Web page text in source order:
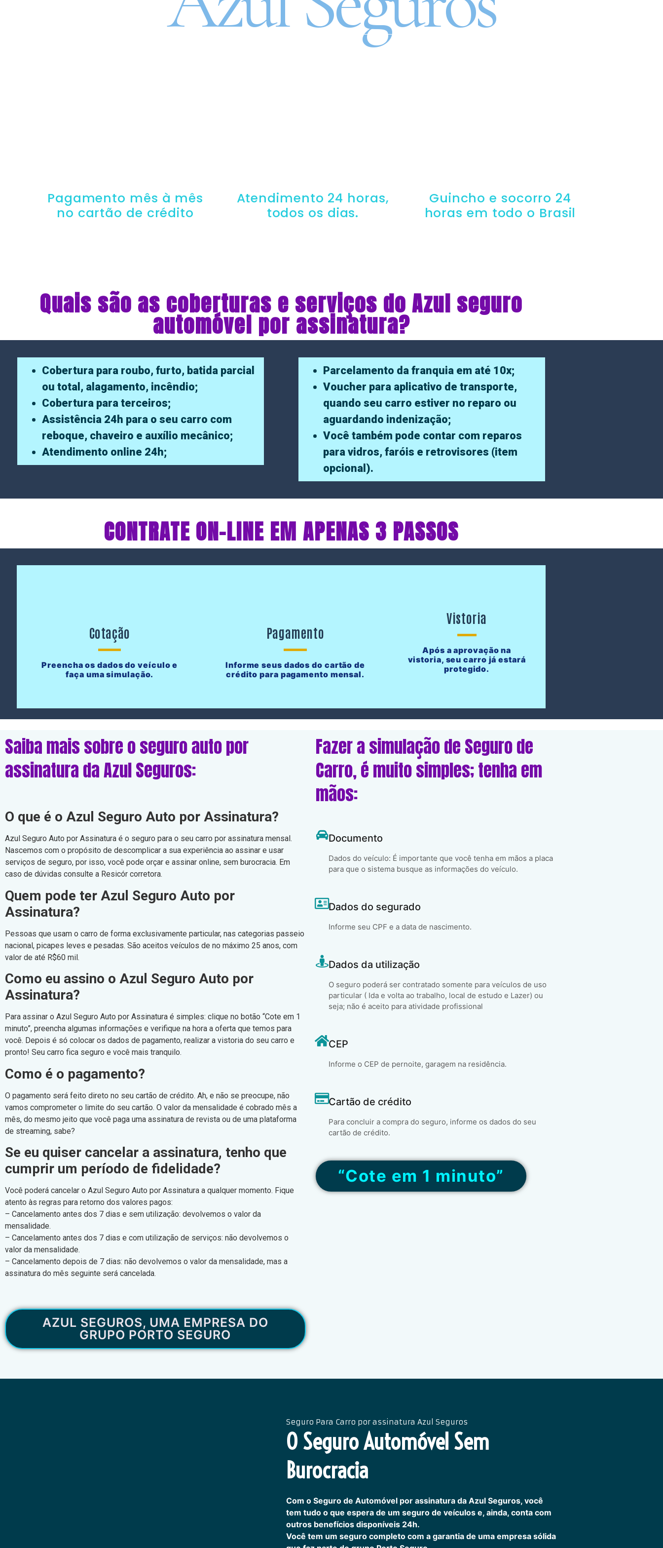
Pagamento mês à mês
no cartão de crédito
Atendimento 24 horas,
todos os dias.
Guincho e socorro 24
horas em todo o Brasil
Quais são as coberturas e serviços do Azul seguro
automóvel por assinatura?
Cobertura para roubo, furto, batida parcial
ou total, alagamento, incêndio;
Cobertura para terceiros;
Assistência 24h para o seu carro com
reboque, chaveiro e auxílio mecânico;
Atendimento online 24h;
Parcelamento da franquia em até 10x;
Voucher para aplicativo de transporte,
quando seu carro estiver no reparo ou
aguardando indenização;
Você também pode contar com reparos
para vidros, faróis e retrovisores (item
opcional).
CONTRATE ON-LINE EM APENAS 3 PASSOS
Cotação
Preencha os dados do veículo e
faça uma simulação.
Pagamento
Informe seus dados do cartão de
crédito para pagamento mensal.
Vistoria
Após a aprovação na
vistoria, seu carro já estará
protegido.
Saiba mais sobre o seguro auto por
assinatura da Azul Seguros:
O que é o Azul Seguro Auto por Assinatura?
Azul Seguro Auto por Assinatura é o seguro para o seu carro por assinatura mensal.
Nascemos com o propósito de descomplicar a sua experiência ao assinar e usar
serviços de seguro, por isso, você pode orçar e assinar online, sem burocracia. Em
caso de dúvidas consulte a Resicór corretora.
Quem pode ter Azul Seguro Auto por
Assinatura?
Pessoas que usam o carro de forma exclusivamente particular, nas categorias passeio
nacional, picapes leves e pesadas. São aceitos veículos de no máximo 25 anos, com
valor de até R$60 mil.
Como eu assino o Azul Seguro Auto por
Assinatura?
Para assinar o Azul Seguro Auto por Assinatura é simples: clique no botão “Cote em 1
minuto”, preencha algumas informações e verifique na hora a oferta que temos para
você. Depois é só colocar os dados de pagamento, realizar a vistoria do seu carro e
pronto! Seu carro fica seguro e você mais tranquilo.
Como é o pagamento?
O pagamento será feito direto no seu cartão de crédito. Ah, e não se preocupe, não
vamos comprometer o limite do seu cartão. O valor da mensalidade é cobrado mês a
mês, do mesmo jeito que você paga uma assinatura de revista ou de uma plataforma
de streaming, sabe?
Se eu quiser cancelar a assinatura, tenho que
cumprir um período de fidelidade?
Você poderá cancelar o Azul Seguro Auto por Assinatura a qualquer momento. Fique
atento às regras para retorno dos valores pagos:
– Cancelamento antes dos 7 dias e sem utilização: devolvemos o valor da
mensalidade.
– Cancelamento antes dos 7 dias e com utilização de serviços: não devolvemos o
valor da mensalidade.
– Cancelamento depois de 7 dias: não devolvemos o valor da mensalidade, mas a
assinatura do mês seguinte será cancelada.
AZUL SEGUROS, UMA EMPRESA DO
GRUPO PORTO SEGURO
Fazer a simulação de Seguro de
Carro, é muito simples; tenha em
mãos:
Documento
Dados do veículo: É importante que você tenha em mãos a placa
para que o sistema busque as informações do veículo.
Dados do segurado
Informe seu CPF e a data de nascimento.
Dados da utilização
O seguro poderá ser contratado somente para veículos de uso
particular ( Ida e volta ao trabalho, local de estudo e Lazer) ou
seja; não é aceito para atividade profissional
CEP
Informe o CEP de pernoite, garagem na residência.
Cartão de crédito
Para concluir a compra do seguro, informe os dados do seu
cartão de crédito.
“Cote em 1 minuto”
Seguro Para Carro por assinatura Azul Seguros
O Seguro Automóvel Sem
Burocracia
Com o Seguro de Automóvel por assinatura da Azul Seguros, você
tem tudo o que espera de um seguro de veículos e, ainda, conta com
outros benefícios disponíveis 24h.
Você tem um seguro completo com a garantia de uma empresa sólida